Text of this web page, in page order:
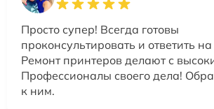
Просто супер! Всегда готовы
проконсультировать и ответить
Ремонт принтеров делают с
Профессионалы своего дела!
к ним.